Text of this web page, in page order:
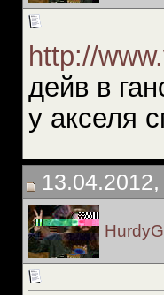
http://
дейв в
у акселя